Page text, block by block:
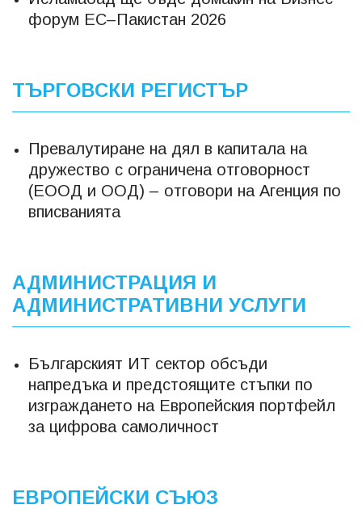
форум ЕС–Пакистан 2026
ТЪРГОВСКИ РЕГИСТЪР
Превалутиране на дял в капитала на
дружество с ограничена отговорност
(ЕООД и ООД) – отговори на Агенция по
вписванията
АДМИНИСТРАЦИЯ И
АДМИНИСТРАТИВНИ УСЛУГИ
Българският ИТ сектор обсъди
напредъка и предстоящите стъпки по
изграждането на Европейския портфейл
за цифрова самоличност
ЕВРОПЕЙСКИ СЪЮЗ